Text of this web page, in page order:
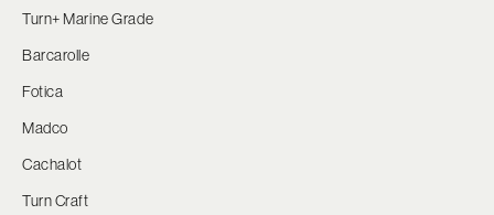
Turn+ Marine Grade
Barcarolle
Fotica
Madco
Cachalot
Turn Craft